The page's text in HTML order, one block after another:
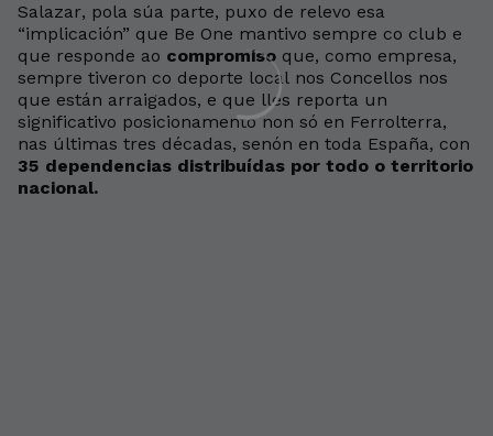
Salazar, pola súa parte, puxo de relevo esa
“implicación” que Be One mantivo sempre co club e
que responde ao compromiso que, como empresa,
sempre tiveron co deporte local nos Concellos nos
que están arraigados, e que lles reporta un
significativo posicionamento non só en Ferrolterra,
nas últimas tres décadas, senón en toda España, con
35 dependencias distribuídas por todo o territorio
nacional.